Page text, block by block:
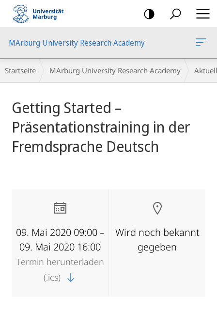
Mobile-
Navigation
MArburg University Research Academy
Breadcrumb-
Navigation
Startseite MArburg University Research Academy
Getting Started –
Präsentationstraining in der
Fremdsprache Deutsch
09. Mai 2020 09:00 –
09. Mai 2020 16:00
Termin herunterladen
(.ics)
Wird noch bekannt
gegeben